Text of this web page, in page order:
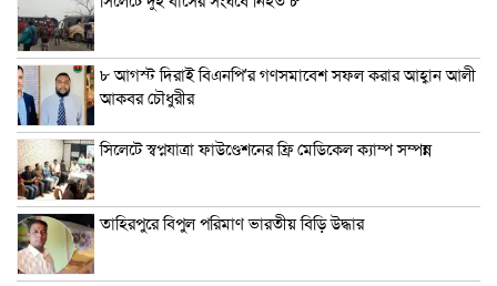
৮ আগস্ট দিরাই বিএনপি’র গণসমাবেশ সফল করার আহ্বান আলী
আকবর চৌধুরীর
সিলেটে স্বপ্নযাত্রা ফাউণ্ডেশনের ফ্রি মেডিকেল ক্যাম্প সম্পন্ন
তাহিরপুরে বিপুল পরিমাণ ভারতীয় বিড়ি উদ্ধার